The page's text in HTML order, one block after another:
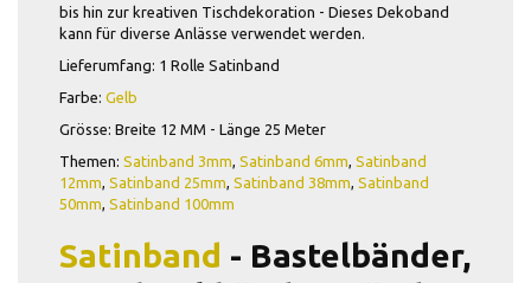
bis hin zur kreativen Tischdekoration - Dieses Dekoband
kann für diverse Anlässe verwendet werden.
Lieferumfang: 1 Rolle Satinband
Farbe: Gelb
Grösse: Breite 12 MM - Länge 25 Meter
Themen: Satinband 3mm, Satinband 6mm, Satinband
12mm, Satinband 25mm, Satinband 38mm, Satinband
50mm, Satinband 100mm
Satinband - Bastelbänder,